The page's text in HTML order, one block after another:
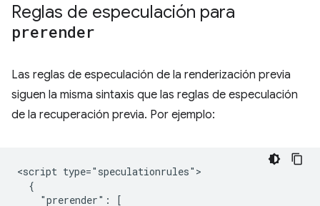
Reglas de especulación para
prerender
Las reglas de especulación de la renderización previa
siguen la misma sintaxis que las reglas de especulación
de la recuperación previa. Por ejemplo:
<script type="speculationrules">
  {
    "prerender": [